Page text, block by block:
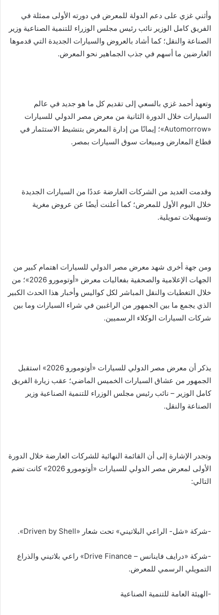
وأثني غزي على دعم الدولة للمعرض في دورته الأولى ممثلة في
الفريق كامل الوزير نائب رئيس مجلس الوزراء للتنمية الصناعية وزير
الصناعة والنقل؛ كما أشاد بالعروض والسيارات الجديدة التي قدموها
العارضين ما أسهم في جذب الجماهير نحو المعرض.
وتعهد أحمد غزي بالسعي إلى تقديم كل ما هو جديد في عالم
السيارات خلال الدورة الثانية من معرض مصر الدولي للسيارات
«Automorrow»؛ إيمانًا من إدارة المعرض بتنشيط الاستثمار في
قطاع المعارض ومبيعات سوق السيارات بمصر.
وقدمت العديد من الشركات العارضة عددًا من السيارات الجديدة
خلال اليوم الأول للمعرض؛ كما أعلنت أيضًا عن عروض مغرية
وتسهيلات تمويلية.
ومن جهة أخرى شهد معرض مصر الدولي للسيارات اهتمام كبير من
الجهات الإعلامية والصحفية بفعاليات معرض «أوتومورو 2026»؛ من
خلال التغطيات والنقل المباشر لكل كواليس وأخبار هذا الحدث الكبير
الذي يجمع ما بين الجمهور من الراغبين في شراء السيارات وما بين
شركات السيارات الوكلاء الرسميين.
يذكر أن معرض مصر الدولي للسيارات «أوتومورو 2026» استقبل
الجمهور من عشاق السيارات الخميس الماضي؛ عقب زيارة الفريق
كامل الوزير – نائب رئيس مجلس الوزراء للتنمية الصناعية وزير
الصناعة والنقل.
وتجدر الإشارة إلى أن القائمة النهائية للشركات العارضة خلال الدورة
الأولى لمعرض مصر الدولي للسيارات «أوتومورو 2026» كانت تضم
التالي:
-شركة «شل- الراعي البلاتيني» تحت شعار «Driven by Shell».
-شركة «درايف فاينانس – Drive Finance» راعي بلاتيني والذراع
التمويلي الرسمي للمعرض.
-الهيئة العامة للتنمية الصناعية